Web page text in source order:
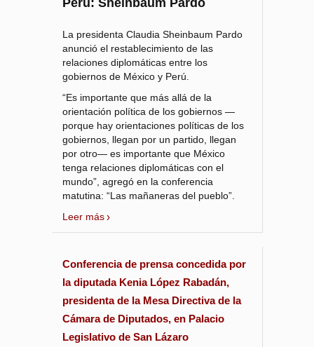
Perú: Sheinbaum Pardo
La presidenta Claudia Sheinbaum Pardo
anunció el restablecimiento de las
relaciones diplomáticas entre los
gobiernos de México y Perú.
“Es importante que más allá de la
orientación política de los gobiernos —
porque hay orientaciones políticas de los
gobiernos, llegan por un partido, llegan
por otro— es importante que México
tenga relaciones diplomáticas con el
mundo”, agregó en la conferencia
matutina: “Las mañaneras del pueblo”.
Leer más
Conferencia de prensa concedida por
la diputada Kenia López Rabadán,
presidenta de la Mesa Directiva de la
Cámara de Diputados, en Palacio
Legislativo de San Lázaro